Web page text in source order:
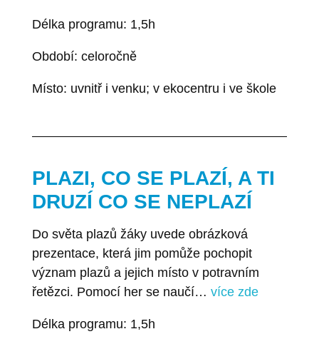
Délka programu: 1,5h
Období: celoročně
Místo: uvnitř i venku; v ekocentru i ve škole
PLAZI, CO SE PLAZÍ, A TI
DRUZÍ CO SE NEPLAZÍ
Do světa plazů žáky uvede obrázková
prezentace, která jim pomůže pochopit
význam plazů a jejich místo v potravním
řetězci. Pomocí her se naučí… více zde
Délka programu: 1,5h